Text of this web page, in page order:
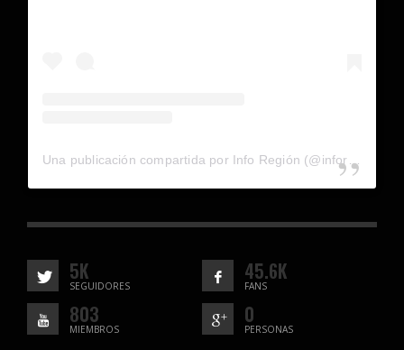
5K
SEGUIDORES
45.6K
FANS
803
MIEMBROS
0
PERSONAS